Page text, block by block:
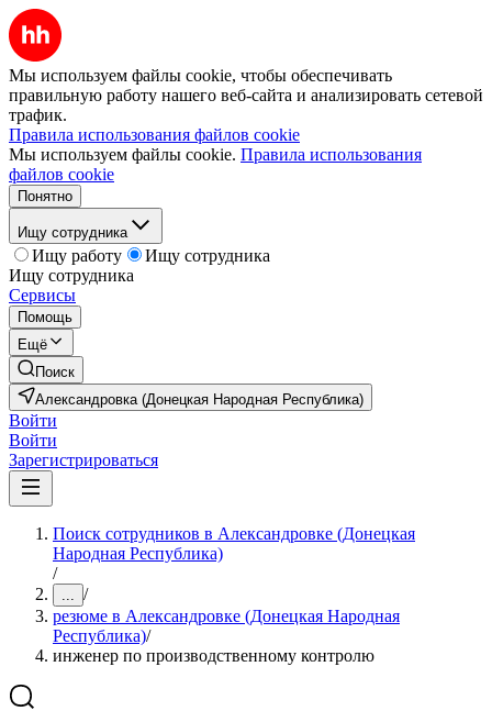
Мы используем файлы cookie, чтобы обеспечивать
правильную работу нашего веб-сайта и анализировать сетевой
трафик.
Правила использования файлов cookie
Мы используем файлы cookie. Правила использования
файлов cookie
Понятно
Ищу сотрудника
Ищу работу
Ищу сотрудника
Ищу сотрудника
Сервисы
Помощь
Ещё
Поиск
Александровка (Донецкая Народная Республика)
Войти
Войти
Зарегистрироваться
Поиск сотрудников в Александровке (Донецкая
Народная Республика)
/
... /
резюме в Александровке (Донецкая Народная
Республика)/
инженер по производственному контролю